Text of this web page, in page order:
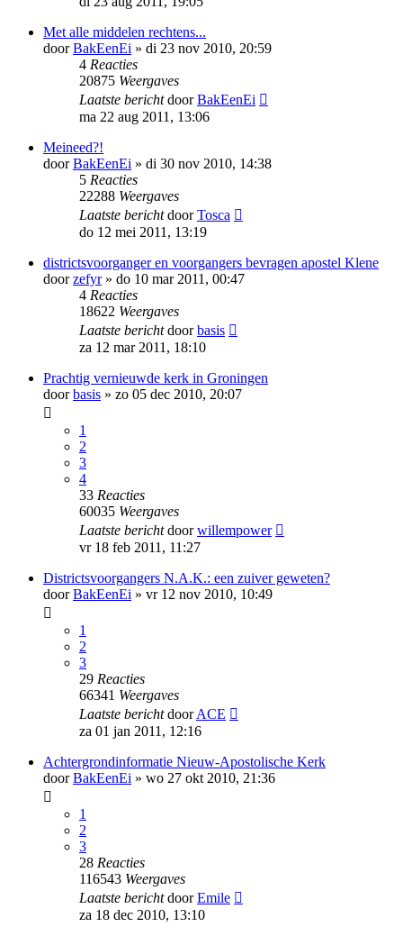
Met alle middelen rechtens...
doorBakEenEi » di 23 nov 2010, 20:59
4 Reacties
20875 Weergaves
Laatste berichtdoorBakEenEi
ma 22 aug 2011, 13:06
Meineed?!
doorBakEenEi » di 30 nov 2010, 14:38
5 Reacties
22288 Weergaves
Laatste berichtdoorTosca
do 12 mei 2011, 13:19
districtsvoorganger en voorgangers bevragen apostel Klene
doorzefyr» do 10 mar 2011, 00:47
4 Reacties
18622 Weergaves
Laatste berichtdoorbasis
za 12 mar 2011, 18:10
Prachtig vernieuwde kerk in Groningen
doorbasis » zo 05 dec 2010, 20:07
1
2
3
4
33 Reacties
60035 Weergaves
Laatste berichtdoorwillempower
vr 18 feb 2011, 11:27
Districtsvoorgangers N.A.K.: een zuiver geweten?
doorBakEenEi » vr 12 nov 2010, 10:49
1
2
3
29 Reacties
66341 Weergaves
Laatste berichtdoorACE
za 01 jan 2011, 12:16
Achtergrondinformatie Nieuw-Apostolische Kerk
doorBakEenEi » wo 27 okt 2010, 21:36
1
2
3
28 Reacties
116543 Weergaves
Laatste berichtdoorEmile
za 18 dec 2010, 13:10